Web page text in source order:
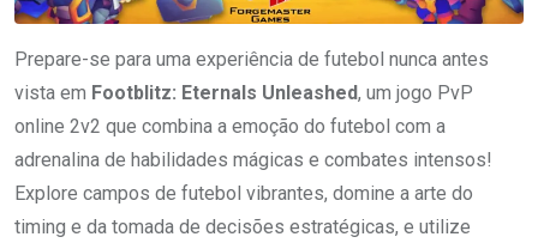
Prepare-se para uma experiência de futebol nunca antes
vista em Footblitz: Eternals Unleashed, um jogo PvP
online 2v2 que combina a emoção do futebol com a
adrenalina de habilidades mágicas e combates intensos!
Explore campos de futebol vibrantes, domine a arte do
timing e da tomada de decisões estratégicas, e utilize